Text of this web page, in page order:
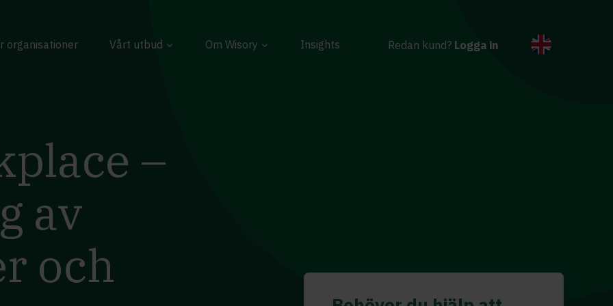
organisationer Vårt utbud Om Wisory Insights Redan kund? Logga in
–
av
och